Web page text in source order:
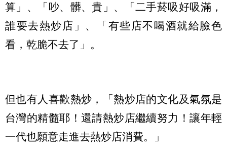
算」、「吵、髒、貴」、「二手菸吸好吸滿，
誰要去熱炒店」、「有些店不喝酒就給臉色
看，乾脆不去了」。
但也有人喜歡熱炒，「熱炒店的文化及氣氛是
台灣的精髓耶！還請熱炒店繼續努力！讓年輕
一代也願意走進去熱炒店消費。」